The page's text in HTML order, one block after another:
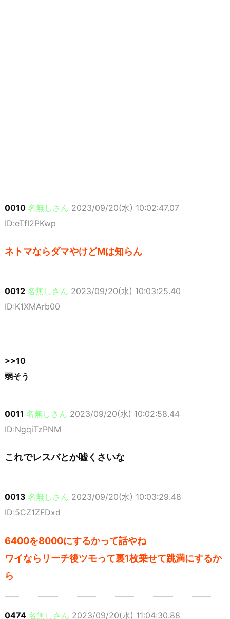
0010 名無しさん 2023/09/20(水) 10:02:47.07
ID:eTfI2PKwp
ネトマならダマやけどMは知らん
0012 名無しさん 2023/09/20(水) 10:03:25.40
ID:K1XMArb00
>>10
弱そう
0011 名無しさん 2023/09/20(水) 10:02:58.44
ID:NgqiTzPNM
これでレスバとか嘘くさいな
0013 名無しさん 2023/09/20(水) 10:03:29.48
ID:5CZ1ZFDxd
6400を8000にするかって話やね
ワイならリーチ後ツモって裏1枚乗せて跳満にするか
ら
0474 名無しさん 2023/09/20(水) 11:04:30.88